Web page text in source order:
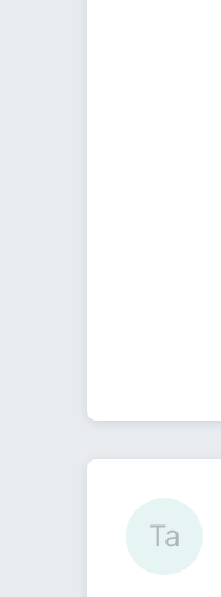
Та